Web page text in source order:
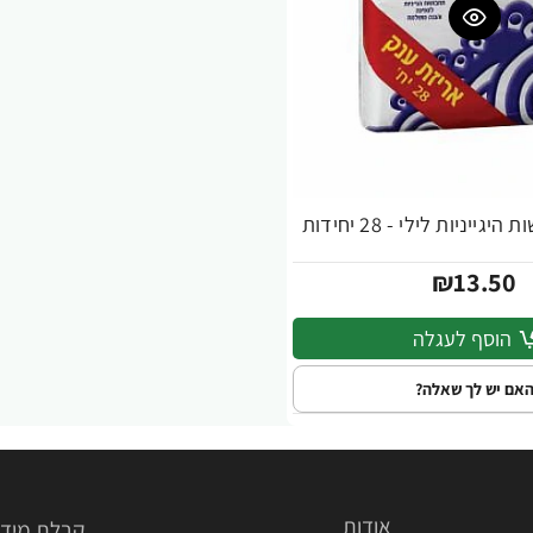
לילי - 28 יחידות
₪13.50
הוסף לעגלה
האם יש לך שאלה?
אודות